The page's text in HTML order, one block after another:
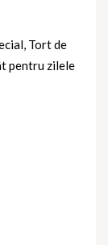
Tort de
pentru zilele